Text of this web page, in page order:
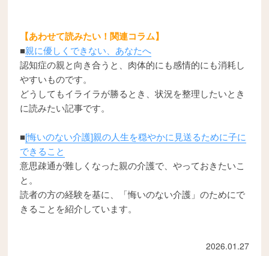
【あわせて読みたい！関連コラム】
■親に優しくできない、あなたへ
認知症の親と向き合うと、肉体的にも感情的にも消耗し
やすいものです。
どうしてもイライラが勝るとき、状況を整理したいとき
に読みたい記事です。
■[悔いのない介護]親の人生を穏やかに見送るために子に
できること
意思疎通が難しくなった親の介護で、やっておきたいこ
と。
読者の方の経験を基に、「悔いのない介護」のためにで
きることを紹介しています。
2026.01.27